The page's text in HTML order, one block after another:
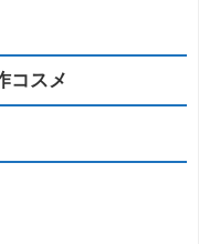
コスメ